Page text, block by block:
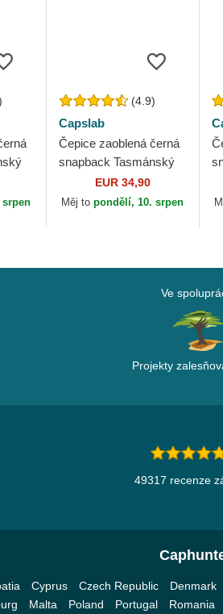
srpen
(4.9)
Capslab
Čepice zaoblená černá
snapback Tasmánský
čert Looney Tunes
Capslab
EUR 34,90
Měj topondělí, 10. srpen
Ve
Projekty
49317 recenze
Cyprus Czech Republic Denmark
Malta Poland Portugal Romania